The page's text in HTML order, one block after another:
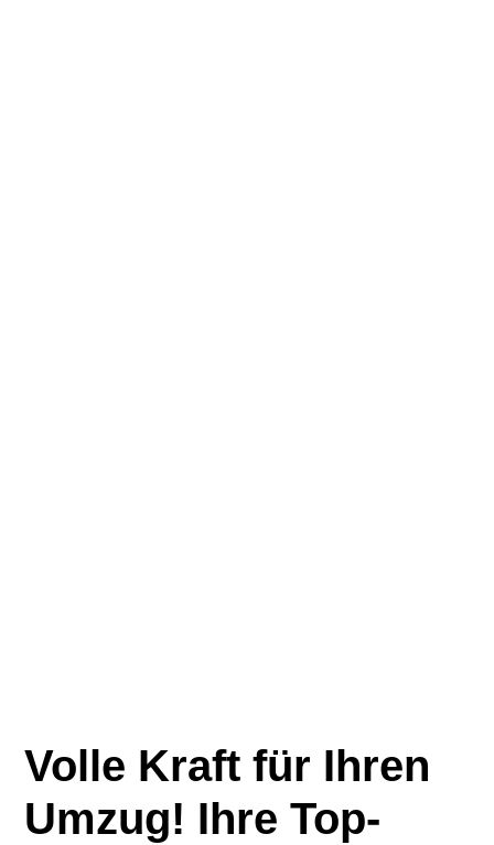
Volle Kraft für Ihren
Umzug! Ihre Top-